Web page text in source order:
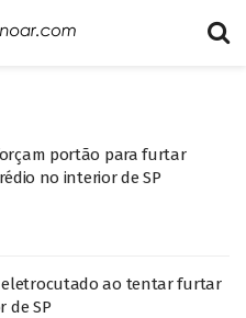
portão para furtar
no interior de SP
eletrocutado ao tentar furtar
de SP